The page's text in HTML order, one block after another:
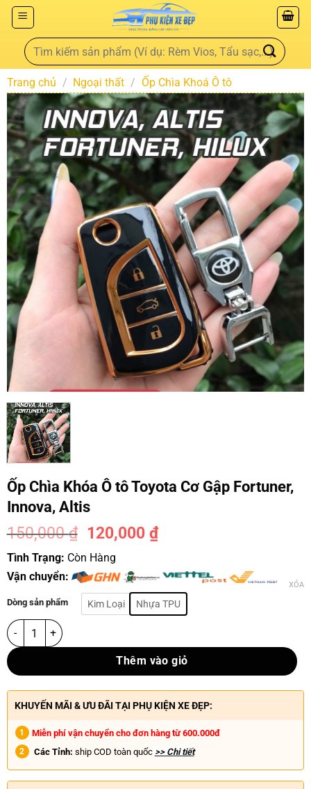
Trang chủ / Ngoại thất / Ốp Chìa Khoá Ô tô
Ốp Chìa Khóa Ô tô Toyota Cơ Gập Fortuner,
Innova, Altis
150,000₫ 120,000 ₫
Tình Trạng: Còn Hàng
Vận chuyển:
Dòng sản phẩm Kim Loại Nhựa TPU
XÓA
Thêm vào giỏ
KHUYẾN MÃI & ƯU ĐÃI TẠI PHỤ KIỆN XE ĐẸP:
Miễn phí vận chuyển cho đơn hàng từ 600.000đ
Các Tỉnh: ship COD toàn quốc >> Chi tiết